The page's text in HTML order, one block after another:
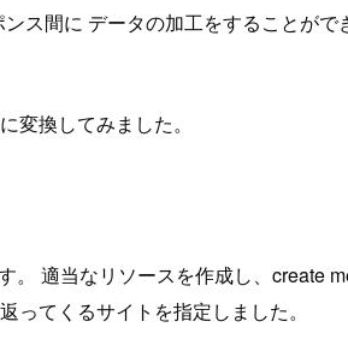
ス間に データの加工をすることが
変換してみました。
適当なリソースを作成し、create
てくるサイトを指定しました。